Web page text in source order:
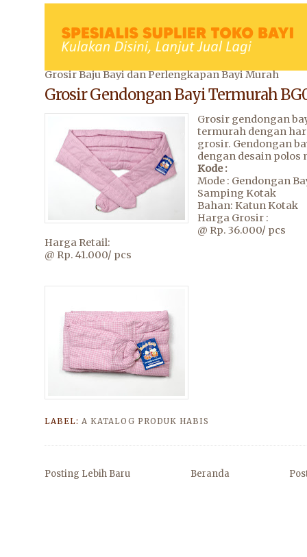
Grosir Baju Bayi dan Perlengkapan Bayi Murah
Grosir Gendongan Bayi Termurah
Grosir gendongan
termurah dengan
grosir. Gendongan
dengan desain polos
Kode :
Mode : Gendongan
Samping Kotak
Bahan: Katun Kotak
Harga Grosir :
@ Rp. 36.000/ pcs
Harga Retail:
@ Rp. 41.000/ pcs
LABEL:A KATALOG PRODUK HABIS
Posting Lebih Baru Beranda